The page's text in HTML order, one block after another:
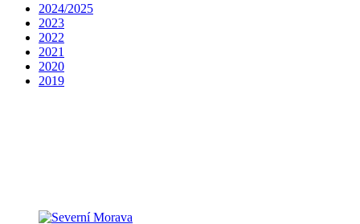
2024/2025
2023
2022
2021
2020
2019